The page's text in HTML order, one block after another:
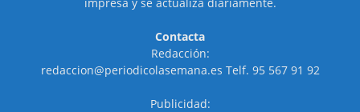
Contacta
Redacción:
redaccion@periodicolasemana.es Telf. 95 567 91 92
Publicidad: